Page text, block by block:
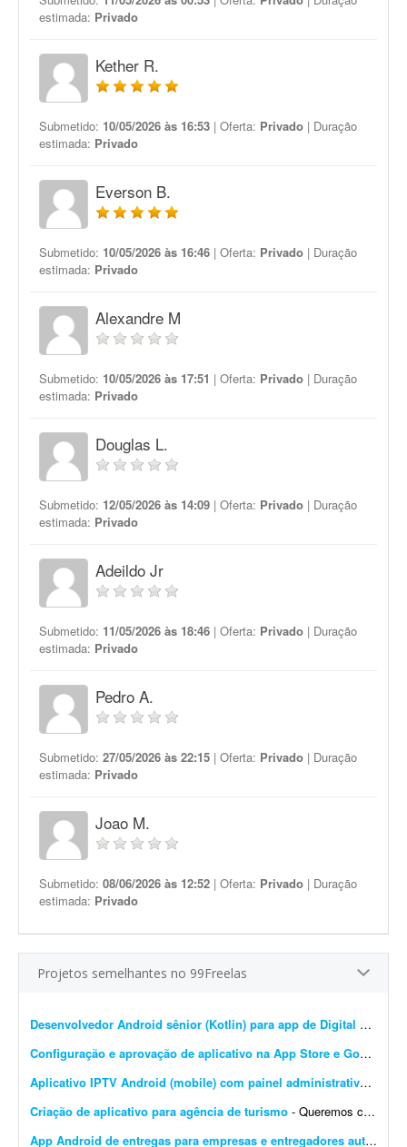
estimada: Privado
Kether R.
Submetido: 10/05/2026 às 16:53 | Oferta: Privado | Duração
estimada: Privado
Everson B.
Submetido: 10/05/2026 às 16:46 | Oferta: Privado | Duração
estimada: Privado
Alexandre M
Submetido: 10/05/2026 às 17:51 | Oferta: Privado | Duração
estimada: Privado
Douglas L.
Submetido: 12/05/2026 às 14:09 | Oferta: Privado | Duração
estimada: Privado
Adeildo Jr
Submetido: 11/05/2026 às 18:46 | Oferta: Privado | Duração
estimada: Privado
Pedro A.
Submetido: 27/05/2026 às 22:15 | Oferta: Privado | Duração
estimada: Privado
Joao M.
Submetido: 08/06/2026 às 12:52 | Oferta: Privado | Duração
estimada: Privado
Projetos semelhantes no 99Freelas
Desenvolvedor Android sênior (Kotlin) para app de Digital Signage 24/7
Configuração e aprovação de aplicativo na App Store e Google Play
Aplicativo IPTV Android (mobile) com painel administrativo M3U
Criação de aplicativo para agência de turismo - Queremos criar um aplicativo para uma agência de turismo que já tem site. Plataforma Android e IOS Um app que seja o site dentro do app,a pessoa acesse o app e tenha as mesmas facili...
App Android de entregas para empresas e entregadores autônomos